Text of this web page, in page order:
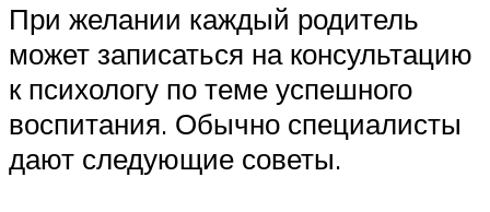
При желании каждый родитель
может записаться на консультацию
к психологу по теме успешного
воспитания. Обычно специалисты
дают следующие советы.